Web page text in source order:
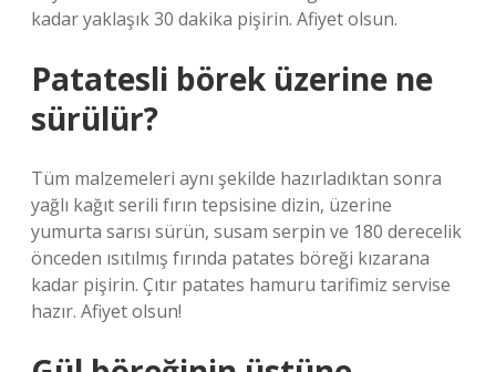
kadar yaklaşık 30 dakika pişirin. Afiyet olsun.
Patatesli börek üzerine ne
sürülür?
Tüm malzemeleri aynı şekilde hazırladıktan sonra
yağlı kağıt serili fırın tepsisine dizin, üzerine
yumurta sarısı sürün, susam serpin ve 180 derecelik
önceden ısıtılmış fırında patates böreği kızarana
kadar pişirin. Çıtır patates hamuru tarifimiz servise
hazır. Afiyet olsun!